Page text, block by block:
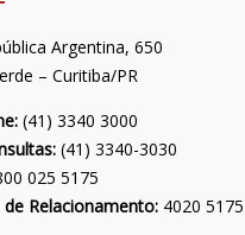
Argentina, 650
– Curitiba/PR
(41) 3340 3000
(41) 3340-3030
025 5175
de Relacionamento: 4020 5175